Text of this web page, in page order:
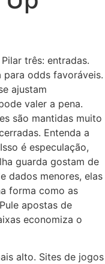
três: entradas.
para odds favoráveis.
ajustam
valer a pena.
são mantidas muito
Entenda a
é especulação,
guarda gostam de
dados menores, elas
forma como as
apostas de
economiza o
alto. Sites de jogos